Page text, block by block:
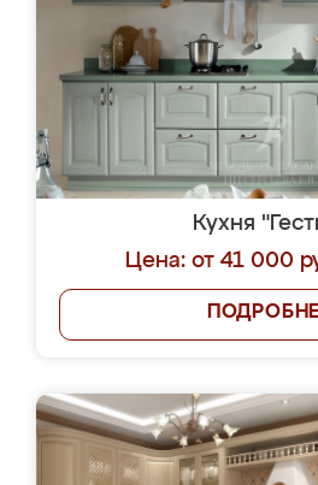
Кухня
Цена: от 41 000